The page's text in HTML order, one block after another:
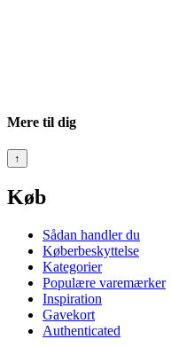
Mere til dig
↑
Køb
Sådan handler du
Køberbeskyttelse
Kategorier
Populære varemærker
Inspiration
Gavekort
Authenticated